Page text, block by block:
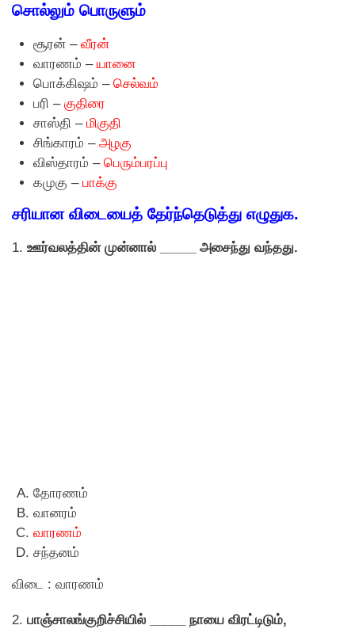
சொல்லும் பொருளும்
சூரன் – வீரன்
வாரணம் – யானை
பொக்கிஷம் – செல்வம்
பரி – குதிரை
சாஸ்தி – மிகுதி
சிங்காரம் – அழகு
விஸ்தாரம் – பெரும்பரப்பு
கமுகு – பாக்கு
சரியான விடையைத் தேர்ந்தெடுத்து எழுதுக.
1. ஊர்வலத்தின் முன்னால் _____ அசைந்து வந்தது.
தோரணம்
வானரம்
வாரணம்
சந்தனம்
விடை : வாரணம்
2. பாஞ்சாலங்குறிச்சியில் _____ நாயை விரட்டிடும்,